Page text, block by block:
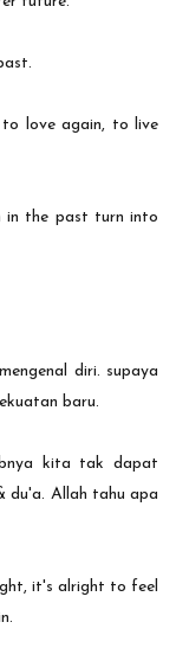
to love again, to live
the past turn into
diri. supaya
baru.
kita tak dapat
du'a. Allah tahu apa
it's alright to feel